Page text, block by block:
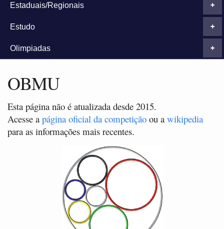
+
Estaduais/Regionais
+
Estudo
+
Olimpiadas
OBMU
Esta página não é atualizada desde 2015.
Acesse a página oficial da competição ou a wikipedia
para as informações mais recentes.